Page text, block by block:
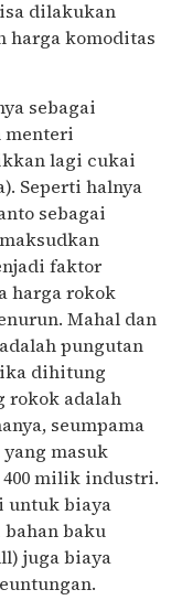
dilakukan
harga komoditas
sebagai
menteri
lagi cukai
Seperti halnya
sebagai
faktor
harga rokok
Mahal dan
pungutan
dihitung
rokok adalah
seumpama
yang masuk
400 milik industri.
untuk biaya
baku
juga biaya